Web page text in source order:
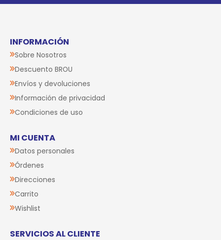
INFORMACIÓN
Sobre Nosotros
Descuento BROU
Envíos y devoluciones
Información de privacidad
Condiciones de uso
MI CUENTA
Datos personales
Órdenes
Direcciones
Carrito
Wishlist
SERVICIOS AL CLIENTE